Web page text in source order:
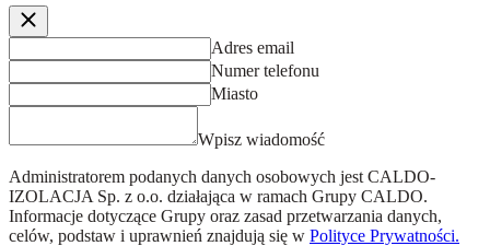
Adres email
Numer telefonu
Miasto
Wpisz wiadomość
Administratorem podanych danych osobowych jest CALDO-
IZOLACJA Sp. z o.o. działająca w ramach Grupy CALDO.
Informacje dotyczące Grupy oraz zasad przetwarzania danych,
celów, podstaw i uprawnień znajdują się w Polityce Prywatności.